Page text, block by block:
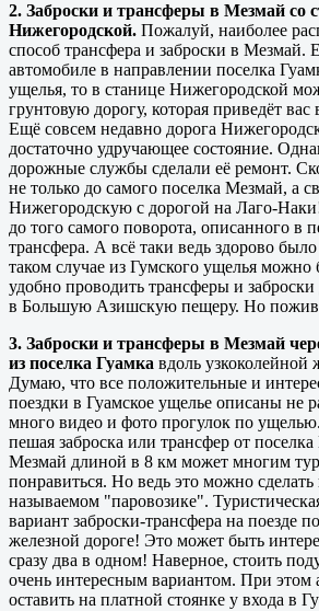
2. Заброски и трансферы в Мезмай со
Нижегородской. Пожалуй, наиболее
способ трансфера и заброски в Мезмай.
автомобиле в направлении поселка
ущелья, то в станице Нижегородской
грунтовую дорогу, которая приведёт
Ещё совсем недавно дорога
достаточно удручающее состояние.
дорожные службы сделали её ремонт.
не только до самого поселка Мезмай, а
Нижегородскую с дорогой на Лаго-
до того самого поворота, описанного в
трансфера. А всё таки ведь здорово
таком случае из Гумского ущелья можно
удобно проводить трансферы и
в Большую Азишскую пещеру. Но
3. Заброски и трансферы в Мезмай
из поселка Гуамка вдоль узкоколейной
Думаю, что все положительные и
поездки в Гуамское ущелье описаны не
много видео и фото прогулок по
пешая заброска или трансфер от
Мезмай длиной в 8 км может многим
понравиться. Но ведь это можно
называемом "паровозике".
вариант заброски-трансфера на поезде
железной дороге! Это может быть
сразу два в одном! Наверное, стоить
очень интересным вариантом. При этом
оставить на платной стоянке у входа в